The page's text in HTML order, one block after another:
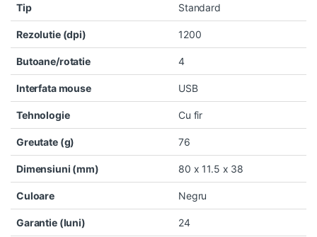
Tip Standard
Rezolutie (dpi) 1200
Butoane/rotatie 4
Interfata mouse USB
Tehnologie Cu fir
Greutate (g) 76
Dimensiuni (mm) 80 x 11.5 x 38
Culoare Negru
Garantie (luni) 24